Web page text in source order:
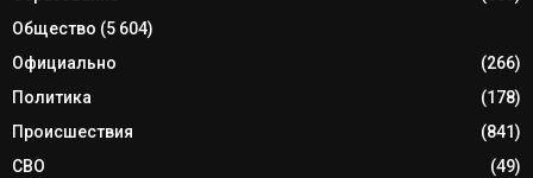
Общество (5 604)
Официально
(266)
Политика
(178)
Происшествия
(841)
СВО
(49)